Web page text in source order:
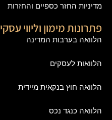
מדיניות החזר כספיים והחזרות
פתרונות מימון וליווי עסקי
הלוואה בערבות המדינה
הלוואות לעסקים
הלוואה חוץ בנקאית מיידית
הלוואה כנגד נכס